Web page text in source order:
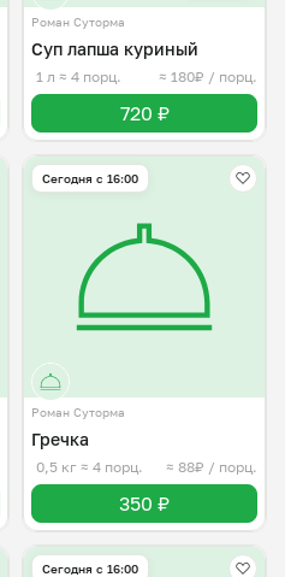
Роман Суторма
Суп лапша куриный
1 л ≈ 4 порц. ≈ 180₽ / порц.
720 ₽
Сегодня с 16:00
Роман Суторма
Гречка
0,5 кг ≈ 4 порц. ≈ 88₽ / порц.
350 ₽
Сегодня с 16:00